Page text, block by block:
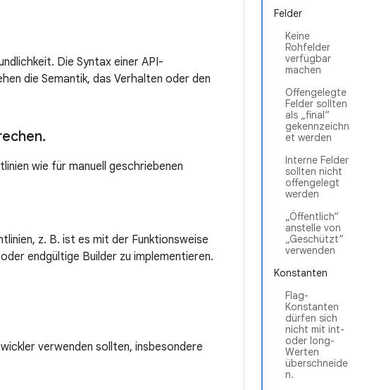
Felder
Keine
Rohfelder
verfügbar
machen
Offengelegte
Felder sollten
als „final“
gekennzeichn
et werden
Interne Felder
sollten nicht
offengelegt
werden
„Öffentlich“
anstelle von
„Geschützt“
verwenden
Konstanten
Flag-
Konstanten
dürfen sich
nicht mit int-
oder long-
Werten
überschneide
n.
Die Syntax einer API-
die Semantik, das Verhalten oder den
.
wie für manuell geschriebenen
z. B. ist es mit der Funktionsweise
endgültige Builder zu implementieren.
verwenden sollten, insbesondere